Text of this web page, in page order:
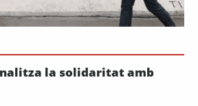
la solidaritat amb